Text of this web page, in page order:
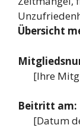
Übersicht
[Ihre
Beitritt am:
[Datum